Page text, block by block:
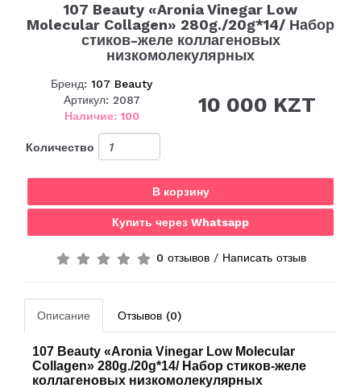
107 Beauty «Aronia Vinegar Low
Molecular Collagen» 280g./20g*14/ Набор
стиков-желе коллагеновых
низкомолекулярных
Бренд:107 Beauty
Артикул: 2087
Наличие: 100
10 000 KZT
Количество
В корзину
Купить через Whatsapp
0 отзывов/ Написать отзыв
Описание Отзывов (0)
107 Beauty «Aronia Vinegar Low Molecular
Collagen» 280g./20g*14/ Набор стиков-желе
коллагеновых низкомолекулярных